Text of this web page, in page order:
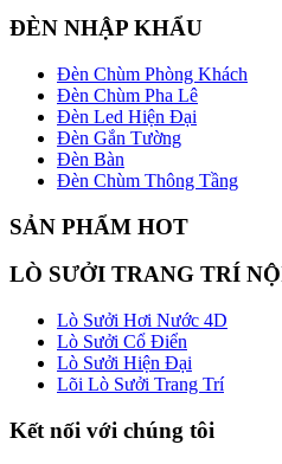
ĐÈN NHẬP KHẨU
Đèn Chùm Phòng Khách
Đèn Chùm Pha Lê
Đèn Led Hiện Đại
Đèn Gắn Tường
Đèn Bàn
Đèn Chùm Thông Tầng
SẢN PHẨM HOT
LÒ SƯỞI TRANG TRÍ
Lò Sưởi Hơi Nước 4D
Lò Sưởi Cổ Điển
Lò Sưởi Hiện Đại
Lõi Lò Sưởi Trang Trí
Kết nối với chúng tôi